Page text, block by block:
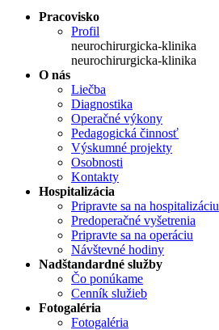
Pracovisko
Profil
neurochirurgicka-klinika
neurochirurgicka-klinika
O nás
Liečba
Diagnostika
Operačné výkony
Pedagogická činnosť
Výskumné projekty
Osobnosti
Kontakty
Hospitalizácia
Pripravte sa na hospitalizáciu
Predoperačné vyšetrenia
Pripravte sa na operáciu
Návštevné hodiny
Nadštandardné služby
Čo ponúkame
Cenník služieb
Fotogaléria
Fotogaléria